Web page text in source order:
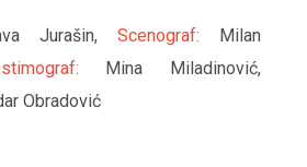
Jurašin, Scenograf:
Milan
Mina Miladinović,
Obradović